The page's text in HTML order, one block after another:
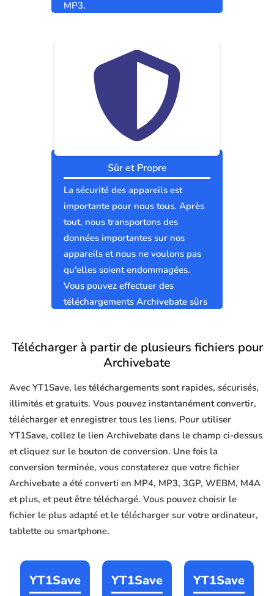
MP3.
Sûr et Propre
La sécurité des appareils est
importante pour nous tous. Après
tout, nous transportons des
données importantes sur nos
appareils et nous ne voulons pas
qu'elles soient endommagées.
Vous pouvez effectuer des
téléchargements Archivebate sûrs
Télécharger à partir de plusieurs fichiers pour
Archivebate
Avec YT1Save, les téléchargements sont rapides, sécurisés,
illimités et gratuits. Vous pouvez instantanément convertir,
télécharger et enregistrer tous les liens. Pour utiliser
YT1Save, collez le lien Archivebate dans le champ ci-dessus
et cliquez sur le bouton de conversion. Une fois la
conversion terminée, vous constaterez que votre fichier
Archivebate a été converti en MP4, MP3, 3GP, WEBM, M4A
et plus, et peut être téléchargé. Vous pouvez choisir le
fichier le plus adapté et le télécharger sur votre ordinateur,
tablette ou smartphone.
YT1Save YT1Save YT1Save